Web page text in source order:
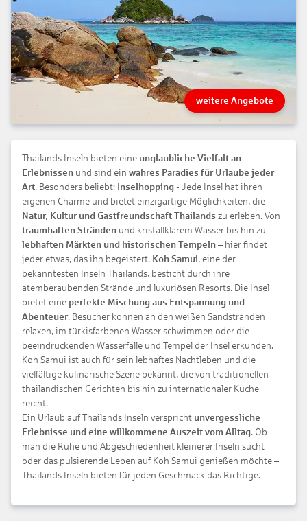
weitere Angebote
Thailands Inseln bieten eine unglaubliche Vielfalt an
Erlebnissen und sind ein wahres Paradies für Urlaube jeder
Art. Besonders beliebt: Inselhopping - Jede Insel hat ihren
eigenen Charme und bietet einzigartige Möglichkeiten, die
Natur, Kultur und Gastfreundschaft Thailands zu erleben. Von
traumhaften Stränden und kristallklarem Wasser bis hin zu
lebhaften Märkten und historischen Tempeln – hier findet
jeder etwas, das ihn begeistert. Koh Samui, eine der
bekanntesten Inseln Thailands, besticht durch ihre
atemberaubenden Strände und luxuriösen Resorts. Die Insel
bietet eine perfekte Mischung aus Entspannung und
Abenteuer. Besucher können an den weißen Sandstränden
relaxen, im türkisfarbenen Wasser schwimmen oder die
beeindruckenden Wasserfälle und Tempel der Insel erkunden.
Koh Samui ist auch für sein lebhaftes Nachtleben und die
vielfältige kulinarische Szene bekannt, die von traditionellen
thailändischen Gerichten bis hin zu internationaler Küche
reicht.
Ein Urlaub auf Thailands Inseln verspricht unvergessliche
Erlebnisse und eine willkommene Auszeit vom Alltag. Ob
man die Ruhe und Abgeschiedenheit kleinerer Inseln sucht
oder das pulsierende Leben auf Koh Samui genießen möchte –
Thailands Inseln bieten für jeden Geschmack das Richtige.